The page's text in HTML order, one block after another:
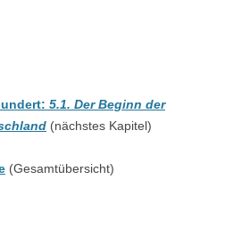
5.1. Der Beginn der
(nächstes Kapitel)
(Gesamtübersicht)